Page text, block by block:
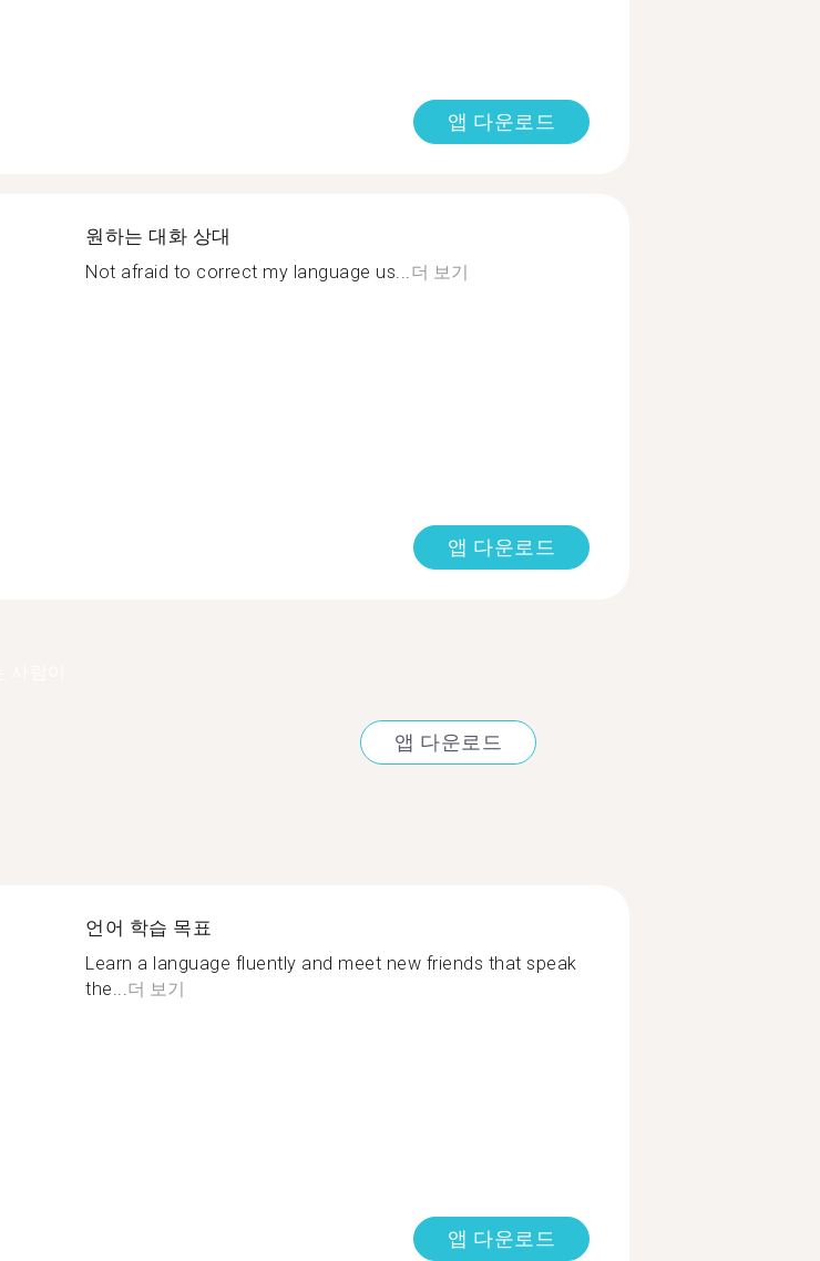
앱 다운로드
원하는 대화 상대
Not afraid to correct my language us...더 보기
앱 다운로드
앱 다운로드
언어 학습 목표
Learn a language fluently and meet new friends that speak
the... 더 보기
앱 다운로드